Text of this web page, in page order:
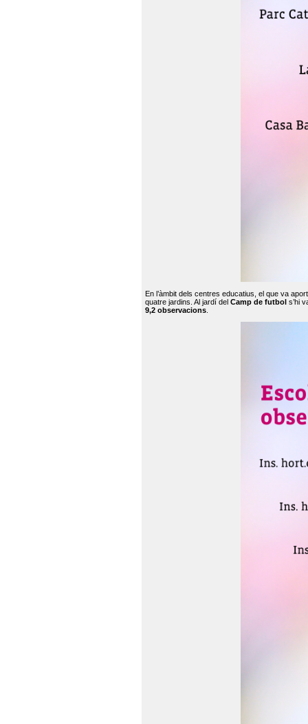
En l’àmbit dels centres educatius, el que va
quatre jardins. Al jardí del Camp de futbol s’hi
9,2 observacions